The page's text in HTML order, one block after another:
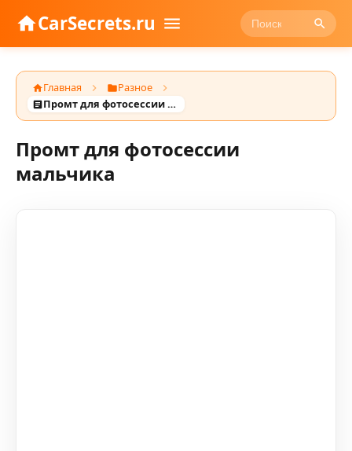
CarSecrets.ru
Главная
Разное
Промт для фотосессии мальчика
Промт для фотосессии
мальчика